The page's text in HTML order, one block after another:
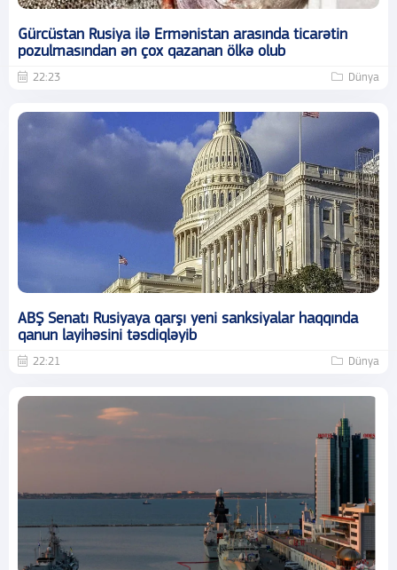
Gürcüstan Rusiya ilə Ermənistan arasında ticarətin
pozulmasından ən çox qazanan ölkə olub
22:23 Dünya
ABŞ Senatı Rusiyaya qarşı yeni sanksiyalar haqqında
qanun layihəsini təsdiqləyib
22:21 Dünya